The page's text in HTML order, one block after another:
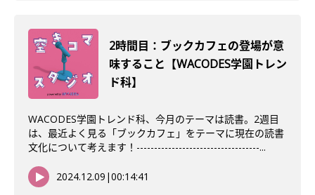
2時間目：ブックカフェの登場が意
味すること【WACODES学園トレン
ド科】
WACODES学園トレンド科、今月のテーマは読書。2週目
は、最近よく見る「ブックカフェ」をテーマに現在の読書
文化について考えます！-----------------------------------...
2024.12.09 |00:14:41